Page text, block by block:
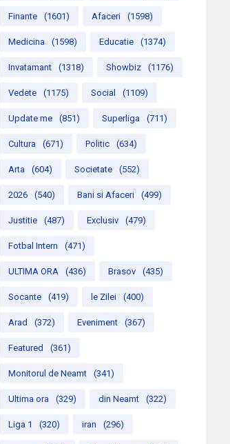
Finante (1601) Afaceri (1598)
Medicina (1598) Educatie (1374)
Invatamant (1318) Showbiz (1176)
Vedete (1175) Social (1109)
Update me (851) Superliga (711)
Cultura (671) Politic (634)
Arta (604) Societate (552)
2026 (540) Bani si Afaceri (499)
Justitie (487) Exclusiv (479)
Fotbal Intern (471)
ULTIMA ORA (436) Brasov (435)
Socante (419) le Zilei (400)
Arad (372) Eveniment (367)
Featured (361)
Monitorul de Neamt (341)
Ultima ora (329) din Neamt (322)
Liga 1 (320) iran (296)